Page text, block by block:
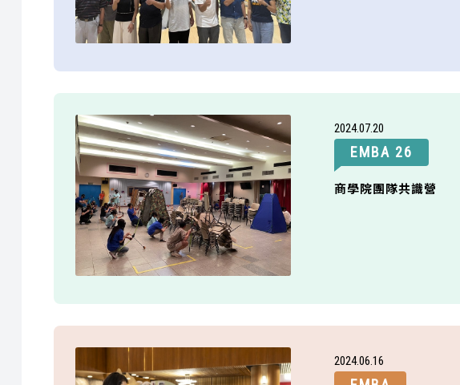
20240720
EMBA 26
商學院團隊共識營
202406 16